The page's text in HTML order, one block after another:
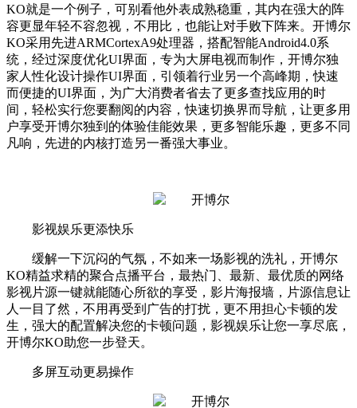
KO就是一个例子，可别看他外表成熟稳重，其内在强大的阵
容更显年轻不容忽视，不用比，也能让对手败下阵来。开博尔
KO采用先进ARMCortexA9处理器，搭配智能Android4.0系
统，经过深度优化UI界面，专为大屏电视而制作，开博尔独
家人性化设计操作UI界面，引领着行业另一个高峰期，快速
而便捷的UI界面，为广大消费者省去了更多查找应用的时
间，轻松实行您要翻阅的内容，快速切换界而导航，让更多用
户享受开博尔独到的体验佳能效果，更多智能乐趣，更多不同
凡响，先进的内核打造另一番强大事业。
影视娱乐更添快乐
缓解一下沉闷的气氛，不如来一场影视的洗礼，开博尔
KO精益求精的聚合点播平台，最热门、最新、最优质的网络
影视片源一键就能随心所欲的享受，影片海报墙，片源信息让
人一目了然，不用再受到广告的打扰，更不用担心卡顿的发
生，强大的配置解决您的卡顿问题，影视娱乐让您一享尽底，
开博尔KO助您一步登天。
多屏互动更易操作